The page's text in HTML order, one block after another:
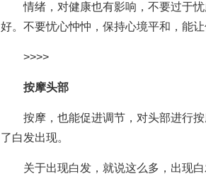
情绪，对健康也有影响，不要过于忧
好。不要忧心忡忡，保持心境平和，能
>>>>
按摩头部
按摩，也能促进调节，对头部进行按
了白发出现。
关于出现白发，就说这么多，出现白